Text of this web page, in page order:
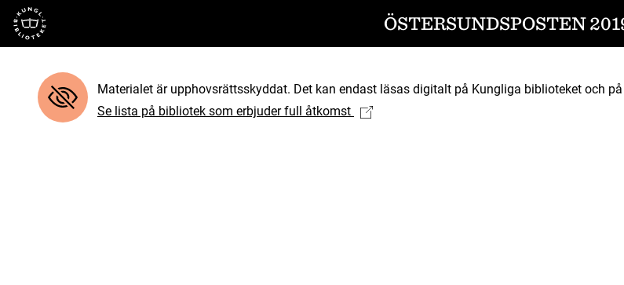
Till startsidan ÖSTERSUNDSPOSTEN
Materialet är upphovsrättsskyddat. Det kan endast läsas digitalt på Kungliga biblioteket och
Se lista på bibliotek som erbjuder full åtkomst